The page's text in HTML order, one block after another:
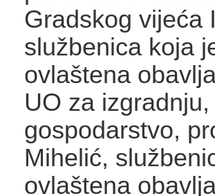
Gradskog vijeća
službenica koja
ovlaštena
UO za
gospodarstvo,
Mihelić,
ovlaštena